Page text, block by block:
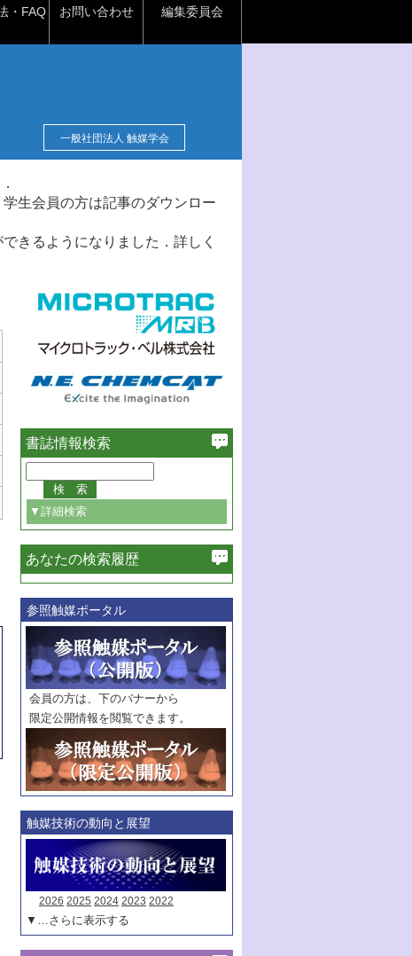
・FAQ お問い合わせ 編集委員会
一般社団法人 触媒学会
生会員の方は記事のダウンロー
きるようになりました．詳しく
書誌情報検索
▼詳細検索
必ず含む
巻・号指定
巻
号
範囲指定
巻
号～
巻
号
触媒年鑑
年度
記事種別
マーク：
マークあり
あなたの検索履歴
参照触媒ポータル
会員の方は、下のバナーから
限定公開情報を閲覧できます。
触媒技術の動向と展望
2026 2025 2024 2023 2022
▼…さらに表示する